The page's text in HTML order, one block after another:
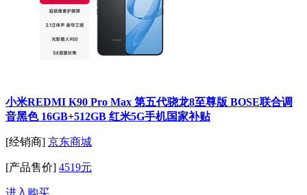
小米REDMI K90 Pro Max 第五代骁龙8至尊版 BOSE联合调
音黑色 16GB+512GB 红米5G手机国家补贴
[经销商] 京东商城
[产品售价] 4519元